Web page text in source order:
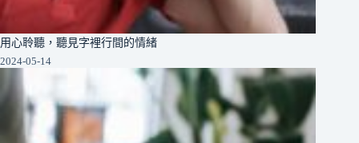
用心聆聽，聽見字裡行間的情緒
2024-05-14